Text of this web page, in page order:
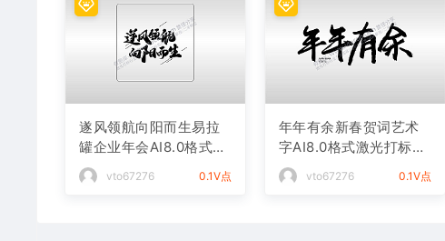
遂风领航向阳而生易拉
罐企业年会AI8.0格式激
光打标文件通用矢量图
vto67276 0.1V点
年年有余新春贺词艺术
字AI8.0格式激光打标文
件通用矢量图
vto67276 0.1V点